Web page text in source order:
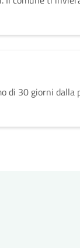
di 30 giorni dalla